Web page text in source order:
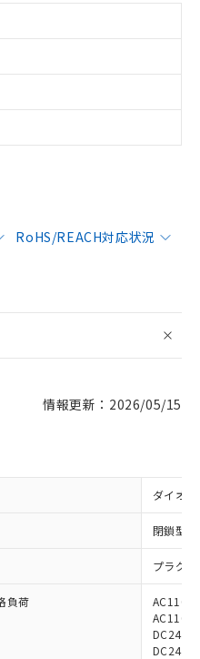
RoHS/REACH対応状況
情報更新：2026/05/15
ダイオ
閉鎖型
プラグ
負荷
AC110V
AC110V
DC24V
DC24V